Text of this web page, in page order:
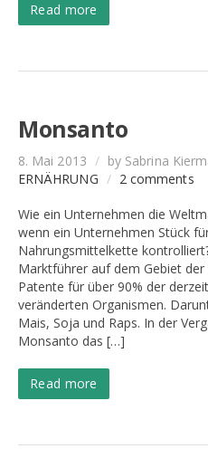
Read more
Monsanto
8. Mai 2013 / by Sabrina
ERNÄHRUNG / 2 comments
Wie ein Unternehmen die
wenn ein Unternehmen Stück
Nahrungsmittelkette
Marktführer auf dem Gebiet
Patente für über 90% der
veränderten Organismen.
Mais, Soja und Raps. In der
Monsanto das […]
Read more